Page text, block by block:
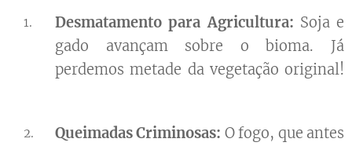
Desmatamento para Agricultura: Soja e
gado avançam sobre o bioma. Já
perdemos metade da vegetação original!
Queimadas Criminosas: O fogo, que antes